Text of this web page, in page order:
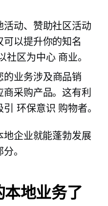
活动、赞助社区活动
以提升你的知名
社区为中心商业。
的业务涉及商品销
采购产品。这有利
环保意识 购物者。
企业就能蓬勃发展
。
地业务了